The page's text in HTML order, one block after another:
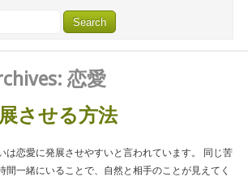
恋愛
させる方法
は恋愛に発展させやすいと言われています。 同じ苦
間一緒にいることで、自然と相手のことが見えてく